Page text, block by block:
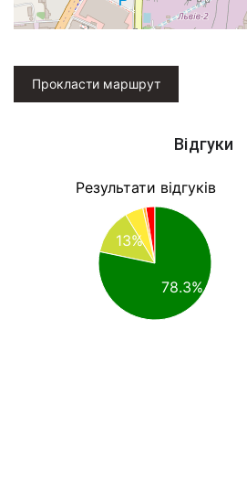
Прокласти маршрут
Відгуки
Результати відгуків
13%
78.3%